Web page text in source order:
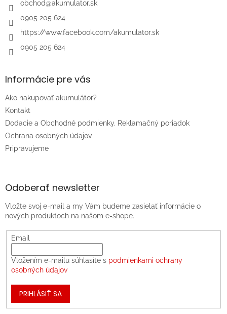
obchod@akumulator.sk
0905 205 624
https://www.facebook.com/akumulator.sk
0905 205 624
Informácie pre vás
Ako nakupovať akumulátor?
Kontakt
Dodacie a Obchodné podmienky. Reklamačný poriadok
Ochrana osobných údajov
Pripravujeme
Odoberať newsletter
Vložte svoj e-mail a my Vám budeme zasielať informácie o
nových produktoch na našom e-shope.
Email
Vložením e-mailu súhlasíte s podmienkami ochrany
osobných údajov
PRIHLÁSIŤ SA